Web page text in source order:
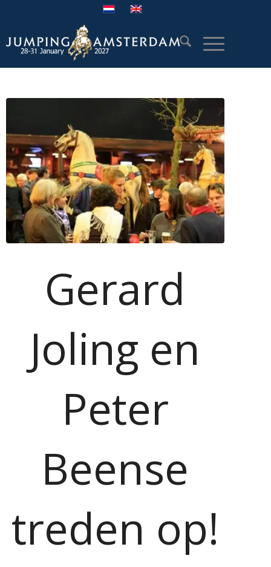
Gerard
Joling en
Peter
Beense
treden op!